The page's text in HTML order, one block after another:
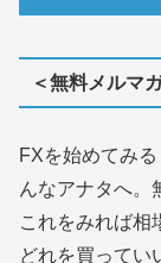
＜無料メルマ
FXを始めてみ
んなアナタへ。
これをみれば相
どれを買ってい